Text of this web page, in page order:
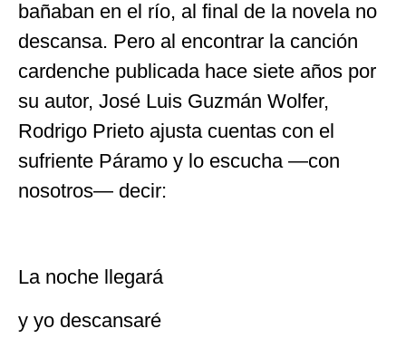
bañaban en el río, al final de la novela no
descansa. Pero al encontrar la canción
cardenche publicada hace siete años por
su autor, José Luis Guzmán Wolfer,
Rodrigo Prieto ajusta cuentas con el
sufriente Páramo y lo escucha —con
nosotros— decir:
La noche llegará
y yo descansaré